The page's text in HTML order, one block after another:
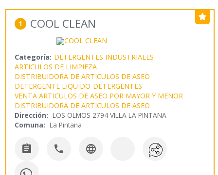
1 COOL CLEAN
Categoría: DETERGENTES INDUSTRIALES
ARTICULOS DE LIMPIEZA
DISTRIBUIDORA DE ARTICULOS DE ASEO
DETERGENTE LIQUIDO DETERGENTES
VENTA ARTICULOS DE ASEO POR MAYOR Y MENOR
DISTRIBUIDORA DE ARTICULOS DE ASEO
Dirección: LOS OLMOS 2794 VILLA LA PINTANA
Comuna: La Pintana
  